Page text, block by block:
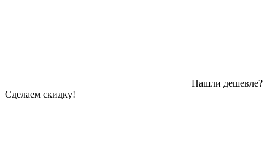
Нашли дешевле?
Сделаем скидку!